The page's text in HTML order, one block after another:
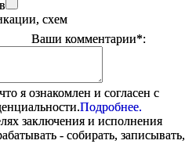
схем
Ваши комментарии*:
я ознакомлен и согласен с
Подробнее.
заключения и исполнения
- собирать, записывать,